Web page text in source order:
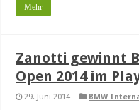
Mehr
Zanotti gewinnt
Open 2014 im
29. Juni 2014 BMW